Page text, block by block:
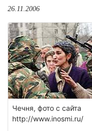
26.11.2006
Чечня, фото с сайта
http://www.inosmi.ru/